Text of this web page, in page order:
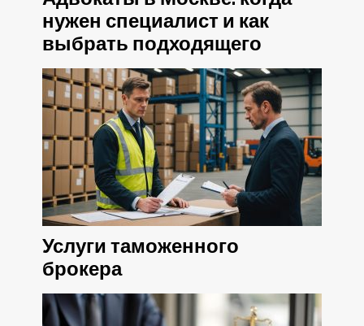
нужен специалист и как
выбрать подходящего
Услуги таможенного
брокера